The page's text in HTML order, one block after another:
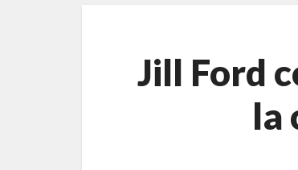
Jill Ford
la